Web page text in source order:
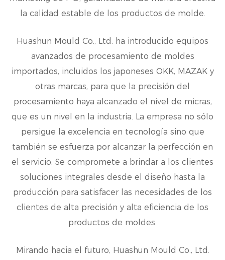
la calidad estable de los productos de molde.
Huashun Mould Co., Ltd. ha introducido equipos
avanzados de procesamiento de moldes
importados, incluidos los japoneses OKK, MAZAK y
otras marcas, para que la precisión del
procesamiento haya alcanzado el nivel de micras,
que es un nivel en la industria. La empresa no sólo
persigue la excelencia en tecnología sino que
también se esfuerza por alcanzar la perfección en
el servicio. Se compromete a brindar a los clientes
soluciones integrales desde el diseño hasta la
producción para satisfacer las necesidades de los
clientes de alta precisión y alta eficiencia de los
productos de moldes.
Mirando hacia el futuro, Huashun Mould Co., Ltd.